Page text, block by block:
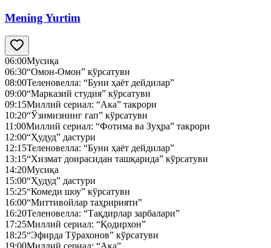
Mening Yurtim
06:00Мусиқа
06:30“Омон-Омон” кўрсатуви
08:00Теленовелла: “Буни ҳаёт дейдилар”
09:00“Марказий студия” кўрсатуви
09:15Миллий сериал: “Ака” такрори
10:20“Ўзимизнинг гап” кўрсатуви
11:00Миллий сериал: “Фотима ва Зуҳра” такрори
12:00“Ҳудуд” дастури
12:15Теленовелла: “Буни ҳаёт дейдилар”
13:15“Хизмат доирасидан ташқарида” кўрсатуви
14:20Мусиқа
15:00“Ҳудуд” дастури
15:25“Комеди шоу” кўрсатуви
16:00“Миттивойлар таҳририяти”
16:20Теленовелла: “Тақдирлар зарбалари”
17:25Миллий сериал: “Қодирхон”
18:25“Эфирда Тўрахонов” кўрсатуви